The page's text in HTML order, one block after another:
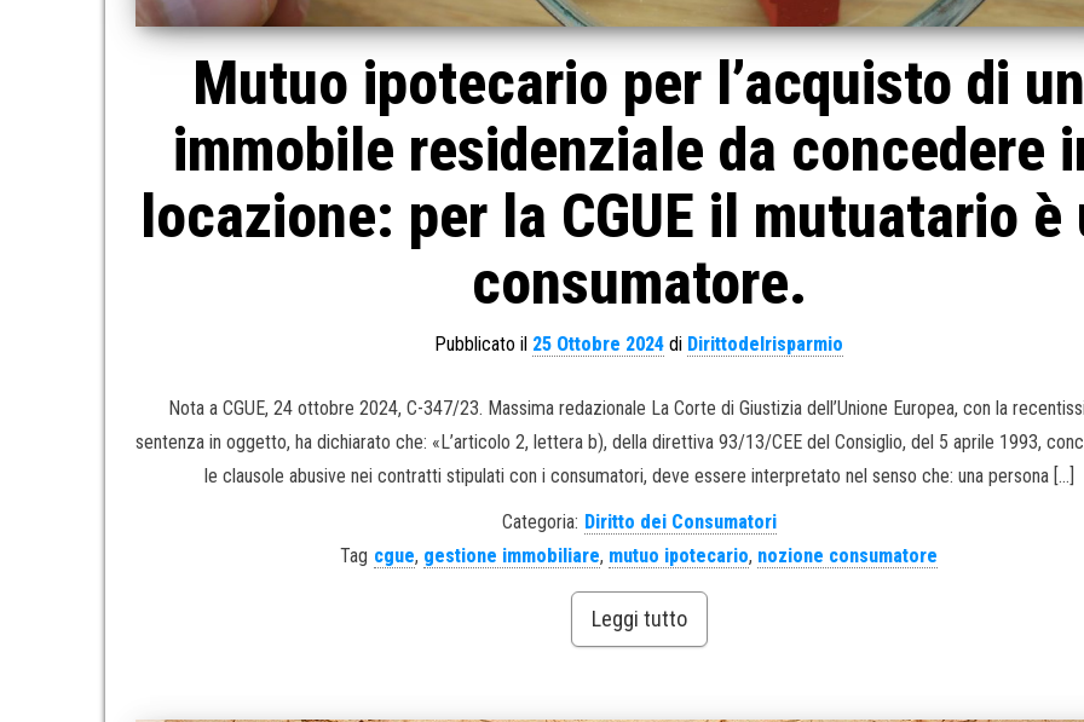
Mutuo ipotecario per l’acquisto di
immobile residenziale da concedere
locazione: per la CGUE il mutuatario è
consumatore.
Pubblicato il 25 Ottobre 2024 di Dirittodelrisparmio
Nota a CGUE, 24 ottobre 2024, C-347/23. Massima redazionale La Corte di Giustizia dell’Unione Europea, con la
sentenza in oggetto, ha dichiarato che: «L’articolo 2, lettera b), della direttiva 93/13/CEE del Consiglio, del 5 aprile 1993,
le clausole abusive nei contratti stipulati con i consumatori, deve essere interpretato nel senso che: una persona […]
Categoria: Diritto dei Consumatori
Tag cgue, gestione immobiliare, mutuo ipotecario, nozione consumatore
Leggi tutto